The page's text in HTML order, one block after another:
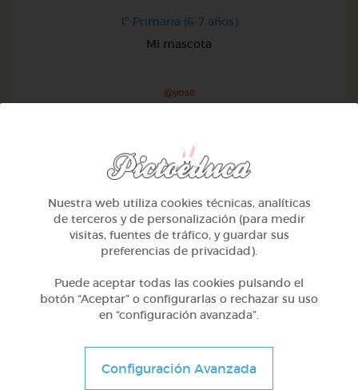
1º Primaria (6-7 años)
Mi mascota
@yose
Conociendo nuestro cuerpo
Nuestra web utiliza cookies técnicas, analíticas
de terceros y de personalización (para medir
visitas, fuentes de tráfico, y guardar sus
preferencias de privacidad).
Puede aceptar todas las cookies pulsando el
botón “Aceptar” o configurarlas o rechazar su uso
en “configuración avanzada”.
Configuración Avanzada